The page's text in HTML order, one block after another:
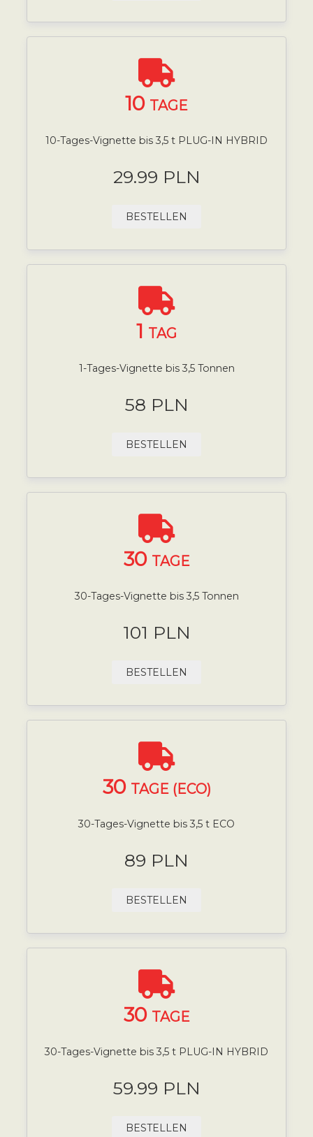
10 TAGE
10-Tages-Vignette bis 3,5 t PLUG-IN HYBRID
29.99 PLN
BESTELLEN
1 TAG
1-Tages-Vignette bis 3,5 Tonnen
58 PLN
BESTELLEN
30 TAGE
30-Tages-Vignette bis 3,5 Tonnen
101 PLN
BESTELLEN
30 TAGE (ECO)
30-Tages-Vignette bis 3,5 t ECO
89 PLN
BESTELLEN
30 TAGE
30-Tages-Vignette bis 3,5 t PLUG-IN HYBRID
59.99 PLN
BESTELLEN